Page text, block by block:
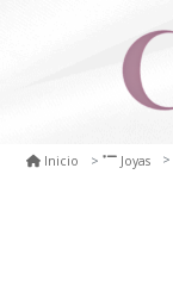
Inicio Joyas